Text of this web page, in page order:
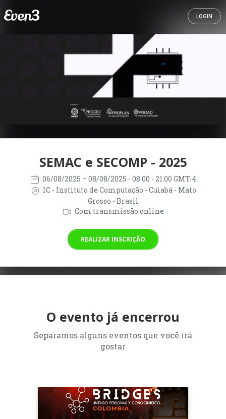
LOGIN
SEMAC e SECOMP - 2025
06/08/2025 – 08/08/2025 - 08:00 - 21:00 GMT-4
IC - Instituto de Computação - Cuiabá - Mato
Grosso - Brasil
Com transmissão online
REALIZAR INSCRIÇÃO
O evento já encerrou
Separamos alguns eventos que você irá
gostar